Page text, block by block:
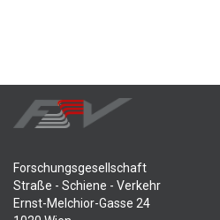
Forschungsgesellschaft
Straße - Schiene - Verkehr
Ernst-Melchior-Gasse 24